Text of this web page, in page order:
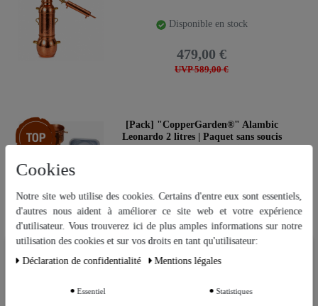
Disponible en stock
UVP 589,00 €
479,00 €
Article phare
[Pack] "CopperGarden®" Alambic
Leonardo 2 litres | Paquet sans soucis
avec tous les accessoires
UVP 749,00 €
599,00 €
Article phare
"CopperGarden®" Cocotte AURA ø27
essentiels, tandis que d’autres nous aident à améliorer ce site Web et
Cookies
Notre site web utilise des cookies. Certains d'entre eux sont essentiels,
d'autres nous aident à améliorer ce site web et votre expérience
d'utilisateur. Vous trouverez ici de plus amples informations sur notre
utilisation des cookies et sur vos droits en tant qu'utilisateur:
Déclaration de confidentialité
Mentions légales
Essentiel Statistiques